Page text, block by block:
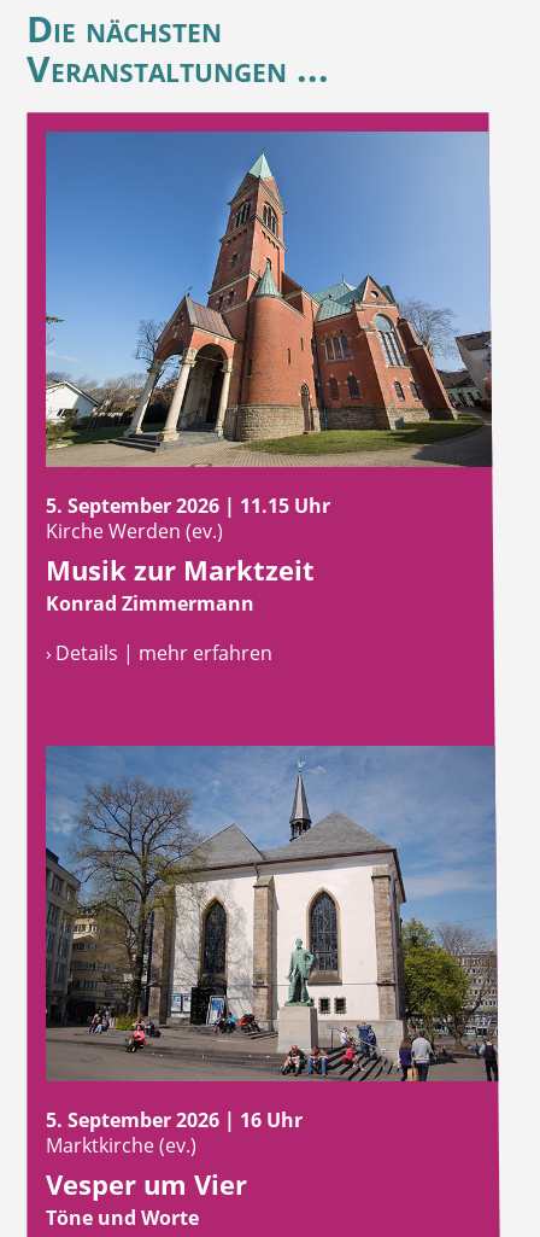
Die nächsten
Veranstaltungen ...
5. September 2026 | 11.15 Uhr
Kirche Werden (ev.)
Musik zur Marktzeit
Konrad Zimmermann
› Details | mehr erfahren
5. September 2026 | 16 Uhr
Marktkirche (ev.)
Vesper um Vier
Töne und Worte